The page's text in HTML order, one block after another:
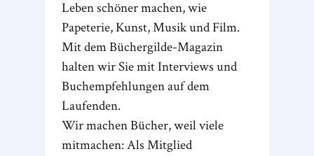
Leben schöner machen, wie
Papeterie, Kunst, Musik und Film.
Mit dem Büchergilde-Magazin
halten wir Sie mit Interviews und
Buchempfehlungen auf dem
Laufenden.
Wir machen Bücher, weil viele
mitmachen: Als Mitglied